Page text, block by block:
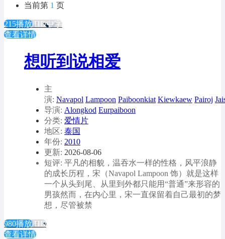
当前第 1 页
215播放 HD中字
查看详情
想听到说相爱
主
演: Navapol Lampoon Paiboonkiat Kiewkaew Pairoj
导演: Alongkod Eurpaiboon
分类: 爱情片
地区: 泰国
年份: 2010
更新: 2026-08-06
短评: 平凡的相貌，温吞水一样的性格，风平浪静
的成长历程，宋（Navapol Lampoon 饰）就是这样
一个从头到尾、从里到外都只能用“普通”来形容的
男孩然而，在内心里，宋一直保留着自己最初的梦
想，尽管被禁
980播放 HD
查看详情